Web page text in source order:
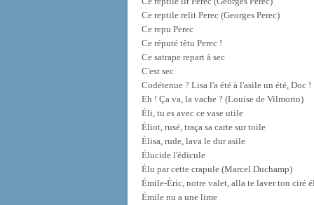
Ce reptile relit Perec (Georges Perec)
Ce repu Perec
Ce réputé têtu Perec !
Ce satrape repart à sec
C'est sec
Codétenue ? Lisa l'a été à l'asile un été, Doc !
Eh ! Ça va, la vache ? (Louise de Vilmorin)
Éli, tu es avec ce vase utile
Éliot, rusé, traça sa carte sur toile
Élisa, rude, lava le dur asile
Élucide l'édicule
Élu par cette crapule (Marcel Duchamp)
Émile-Éric, notre valet, alla te laver ton ciré
Émile nu a une lime